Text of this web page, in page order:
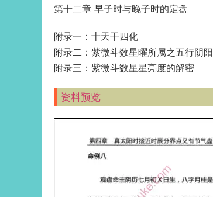
第十二章 早子时与晚子时的定盘
附录一：十天干四化
附录二：紫微斗数星曜所属之五行阴阳
附录三：紫微斗数星星亮度的解密
资料预览